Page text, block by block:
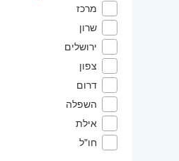
מרכז
שרון
ירושלים
צפון
דרום
השפלה
אילת
חו"ל